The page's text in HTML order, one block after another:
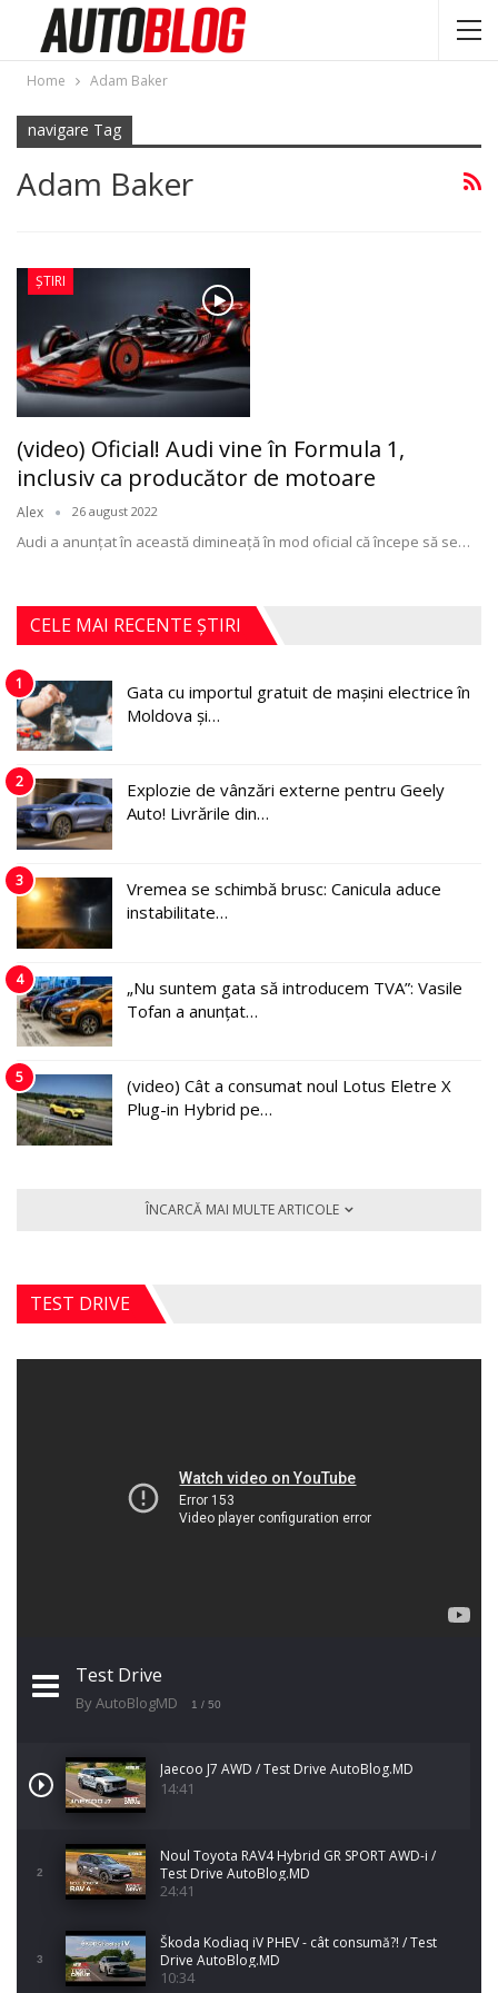
Home Adam Baker
navigare Tag
Adam Baker
ȘTIRI
(video) Oficial! Audi vine în Formula 1,
inclusiv ca producător de motoare
Alex 26 august 2022
Audi a anunţat în această dimineaţă în mod oficial că începe să se…
CELE MAI RECENTE ȘTIRI
1
Gata cu importul gratuit de mașini electrice în
Moldova și…
2
Explozie de vânzări externe pentru Geely
Auto! Livrările din…
3
Vremea se schimbă brusc: Canicula aduce
instabilitate…
4
„Nu suntem gata să introducem TVA”: Vasile
Tofan a anunțat…
5
(video) Cât a consumat noul Lotus Eletre X
Plug-in Hybrid pe…
ÎNCARCĂ MAI MULTE ARTICOLE
TEST DRIVE
Test Drive
By AutoBlogMD 1 / 50
Jaecoo J7 AWD / Test Drive AutoBlog.MD
14:41
2
Noul Toyota RAV4 Hybrid GR SPORT AWD-i /
Test Drive AutoBlog.MD
24:41
3
Škoda Kodiaq iV PHEV - cât consumă?! / Test
Drive AutoBlog.MD
10:34